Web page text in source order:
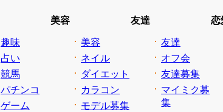
趣味
占い
競馬
パチンコ
ゲーム
美容
美容
ネイル
ダイエット
カラコン
モデル募集
友達
友達
オフ会
友達募集
マイミク募
集
恋